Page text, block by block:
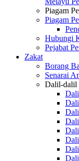
Piagam
Piagam
Hubungi
Pejabat
Zakat
Borang
Senarai
Dalil-dalil